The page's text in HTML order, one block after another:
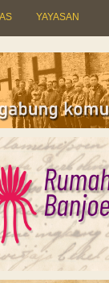
YAYASAN